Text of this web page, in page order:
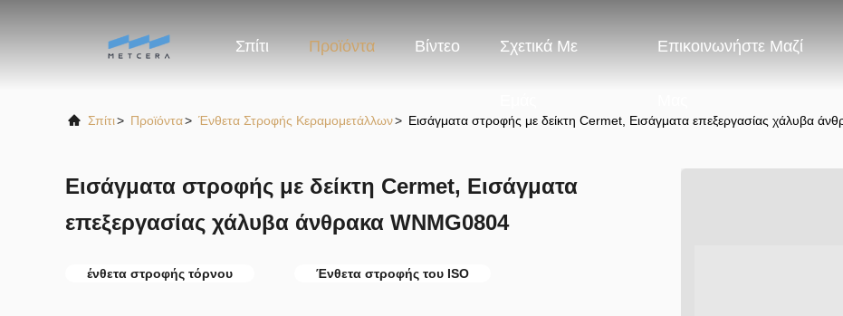
Σπίτι Προϊόντα Βίντεο Σχετικά Με Επικοινωνήστε Μαζί
Σπίτι> Προϊόντα> Ένθετα Στροφής Κεραμομετάλλων> Εισάγματα στροφής με δείκτη Cermet, Εισάγματα επεξεργασίας χάλυβα
Εισάγματα στροφής με δείκτη Cermet, Εισάγματα
επεξεργασίας χάλυβα άνθρακα WNMG0804
ένθετα στροφής τόρνου Ένθετα στροφής του ISO